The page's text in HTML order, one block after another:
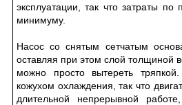
эксплуатации, так что затраты
минимуму.
Насос со снятым сетчатым
оставляя при этом слой толщиной
можно просто вытереть
кожухом охлаждения, так что
длительной непрерывной